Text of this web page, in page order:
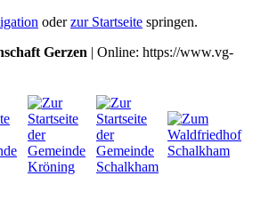
oderzur Startseite springen.
Gerzen | Online: https://www.vg-